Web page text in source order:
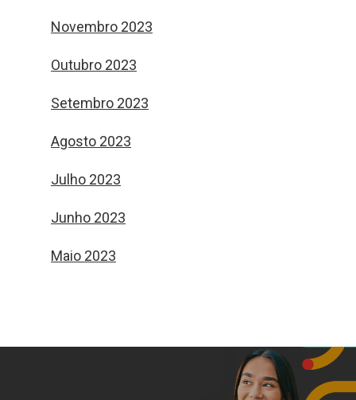
Novembro 2023
Outubro 2023
Setembro 2023
Agosto 2023
Julho 2023
Junho 2023
Maio 2023